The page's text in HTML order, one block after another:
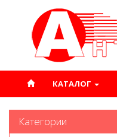
КАТАЛОГ
Категории